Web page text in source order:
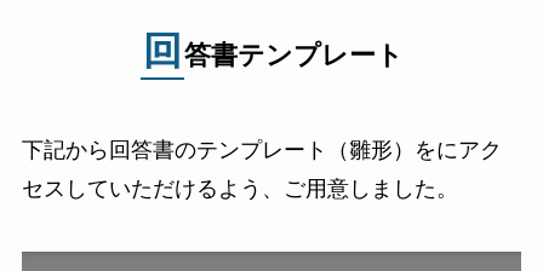
回 答書テンプレート
下記から回答書のテンプレート（雛形）をにアク
セスしていただけるよう、ご用意しました。